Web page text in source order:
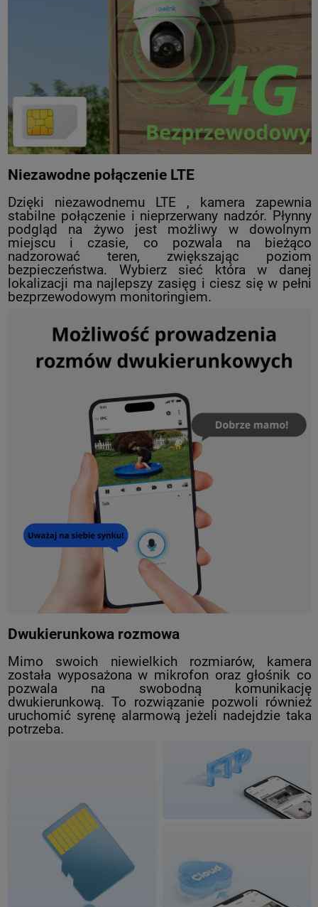
Niezawodne połączenie LTE
Dzięki niezawodnemu LTE , kamera zapewnia
stabilne połączenie i nieprzerwany nadzór. Płynny
podgląd na żywo jest możliwy w dowolnym
miejscu i czasie, co pozwala na bieżąco
nadzorować teren, zwiększając poziom
bezpieczeństwa. Wybierz sieć która w danej
lokalizacji ma najlepszy zasięg i ciesz się w pełni
bezprzewodowym monitoringiem.
Dwukierunkowa rozmowa
Mimo swoich niewielkich rozmiarów, kamera
została wyposażona w mikrofon oraz głośnik co
pozwala na swobodną komunikację
dwukierunkową. To rozwiązanie pozwoli również
uruchomić syrenę alarmową jeżeli nadejdzie taka
potrzeba.